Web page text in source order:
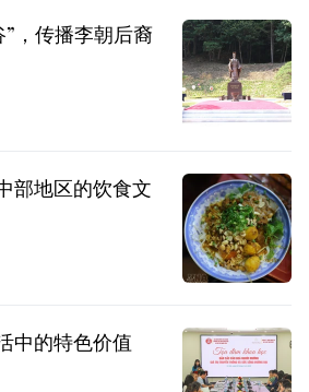
，传播李朝后裔
部地区的饮食文
中的特色价值